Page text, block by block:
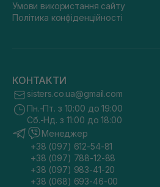
Умови використання сайту
Політика конфіденційності
КОНТАКТИ
sisters.co.ua@gmail.com
Пн.-Пт. з 10:00 до 19:00
Сб.-Нд. з 11:00 до 18:00
Менеджер
+38 (097) 612-54-81
+38 (097) 788-12-88
+38 (097) 983-41-20
+38 (068) 693-46-00